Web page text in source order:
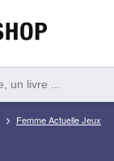
Femme Actuelle Jeux